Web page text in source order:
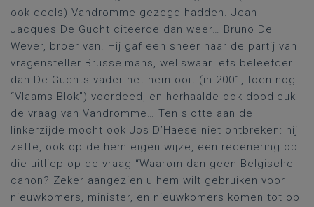
ook deels) Vandromme gezegd hadden. Jean-
Jacques De Gucht citeerde dan weer… Bruno De
Wever, broer van. Hij gaf een sneer naar de partij van
vragensteller Brusselmans, weliswaar iets beleefder
dan De Guchts vader het hem ooit (in 2001, toen nog
“Vlaams Blok”) voordeed, en herhaalde ook doodleuk
de vraag van Vandromme… Ten slotte aan de
linkerzijde mocht ook Jos D’Haese niet ontbreken: hij
zette, ook op de hem eigen wijze, een redenering op
die uitliep op de vraag “Waarom dan geen Belgische
canon? Zeker aangezien u hem wilt gebruiken voor
nieuwkomers, minister, en nieuwkomers komen tot op